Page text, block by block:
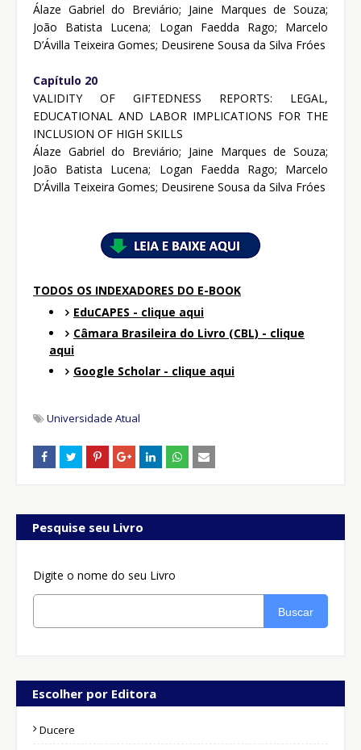
Álaze Gabriel do Breviário; Jaine Marques de Souza;
João Batista Lucena; Logan Faedda Rago; Marcelo
D’Ávilla Teixeira Gomes; Deusirene Sousa da Silva Fróes
Capítulo 20
VALIDITY OF GIFTEDNESS REPORTS: LEGAL,
EDUCATIONAL AND LABOR IMPLICATIONS FOR THE
INCLUSION OF HIGH SKILLS
Álaze Gabriel do Breviário; Jaine Marques de Souza;
João Batista Lucena; Logan Faedda Rago; Marcelo
D’Ávilla Teixeira Gomes; Deusirene Sousa da Silva Fróes
TODOS OS INDEXADORES DO E-BOOK
EduCAPES - clique aqui
Câmara Brasileira do Livro (CBL) - clique
aqui
Google Scholar - clique aqui
Universidade Atual
Pesquise seu Livro
Digite o nome do seu Livro
Buscar
Escolher por Editora
Ducere